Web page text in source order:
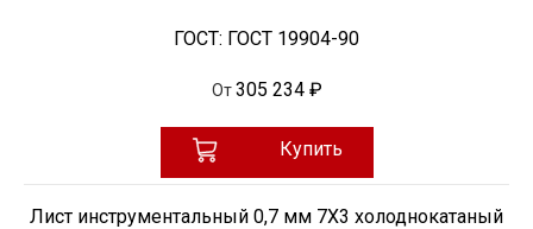
ГОСТ: ГОСТ 19904-90
От 305 234 ₽
Купить
Лист инструментальный 0,7 мм 7Х3 холоднокатаный